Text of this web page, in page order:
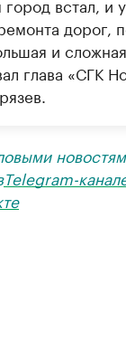
дорог,
и
глава «СГК
Telegram-